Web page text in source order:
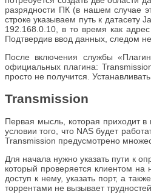
разрядности ПК (в нашем случае
строке указываем путь к датасету
192.168.0.10, в то время как
Подтвердив ввод данных, следом
После включения службы
официальных плагина:
просто не получится.
Transmission
Первая мысль, которая приходит
условии того, что NAS будет
Transmission предусмотрено
Для начала нужно указать пути к
который проверяется клиентом на
доступ к нему, указать порт, а
торрентами не вызывает